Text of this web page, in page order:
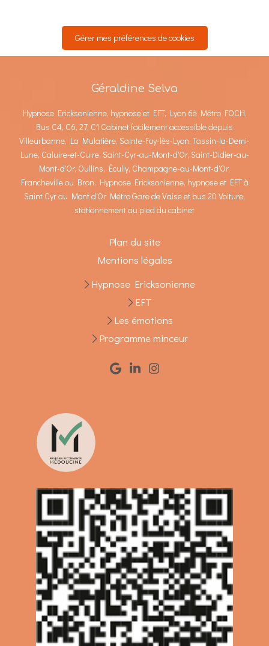
Gérer mes préférences de cookies
Géraldine Selva
Hypnose Ericksonienne, hypnose et EFT, Lyon 6è Métro FOCH,
Bus C4, C6, 27, C1 Cabinet facilement accessible depuis
Villeurbanne, La Mulatière, Sainte-Foy-lès-Lyon, Tassin-la-Demi-
Lune, Caluire-et-Cuire, Saint-Cyr-au-Mont-d'Or, Saint-Didier-au-
Mont-d'Or, Oullins, Écully, Champagne-au-Mont-d'Or,
Francheville ou Bron. Hypnose Ericksonienne, hypnose et EFT à
Saint Cyr au Mont d'Or Métro Gare de Vaise et bus 20 Voiture,
stationnement au pied du cabinet
Plan du site
Mentions légales
Hypnose Ericksonienne
EFT
Les émotions
Programme minceur